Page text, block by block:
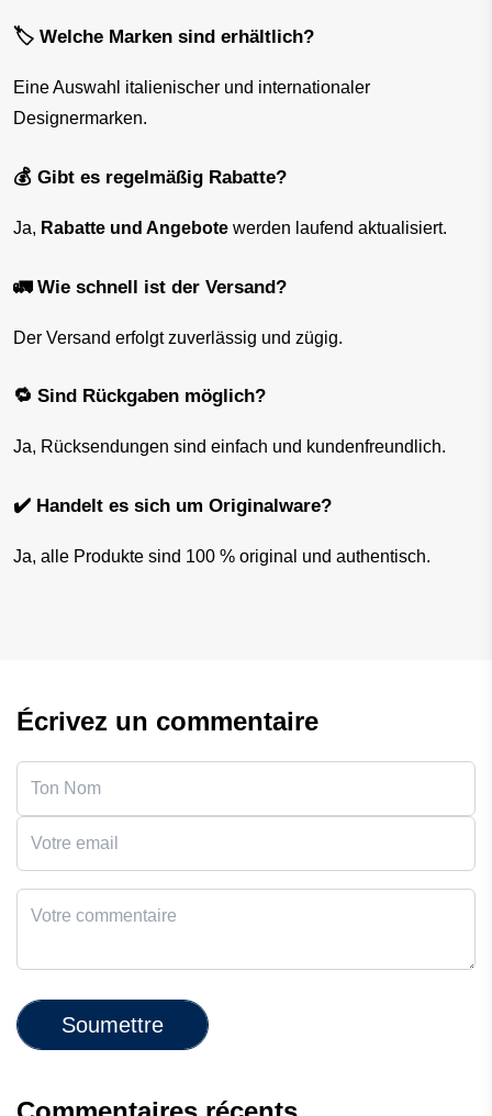
🏷️ Welche Marken sind erhältlich?
Eine Auswahl italienischer und internationaler
Designermarken.
💰 Gibt es regelmäßig Rabatte?
Ja, Rabatte und Angebote werden laufend aktualisiert.
🚛 Wie schnell ist der Versand?
Der Versand erfolgt zuverlässig und zügig.
🔁 Sind Rückgaben möglich?
Ja, Rücksendungen sind einfach und kundenfreundlich.
✔️ Handelt es sich um Originalware?
Ja, alle Produkte sind 100 % original und authentisch.
Écrivez un commentaire
Soumettre